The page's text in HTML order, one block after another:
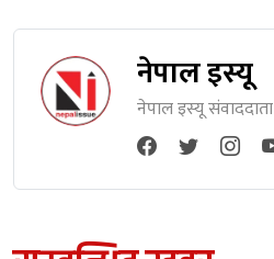
नेपाल इस्यू
नेपाल इस्यू संवाददाता